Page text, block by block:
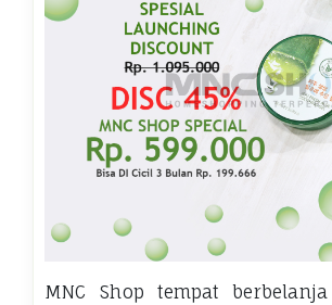
MNC Shop tempat berbelanja